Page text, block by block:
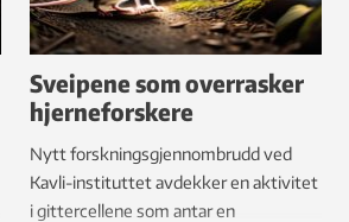
Sveipene som overrasker
hjerneforskere
Nytt forskningsgjennombrudd ved
Kavli-instituttet avdekker en aktivitet
i gittercellene som antar en